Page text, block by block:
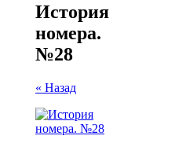
История
номера.
№28
« Назад